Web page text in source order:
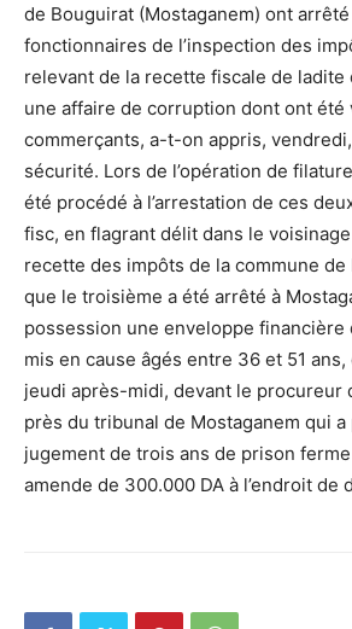
de Bouguirat (Mostaganem) ont
fonctionnaires de l’inspection des
relevant de la recette fiscale de ladite
une affaire de corruption dont ont été
commerçants, a-t-on appris,
sécurité. Lors de l’opération de
été procédé à l’arrestation de ces
fisc, en flagrant délit dans le
recette des impôts de la commune
que le troisième a été arrêté à
possession une enveloppe financière
mis en cause âgés entre 36 et 51
jeudi après-midi, devant le procureur
près du tribunal de Mostaganem qui
jugement de trois ans de prison ferme
amende de 300.000 DA à l’endroit de